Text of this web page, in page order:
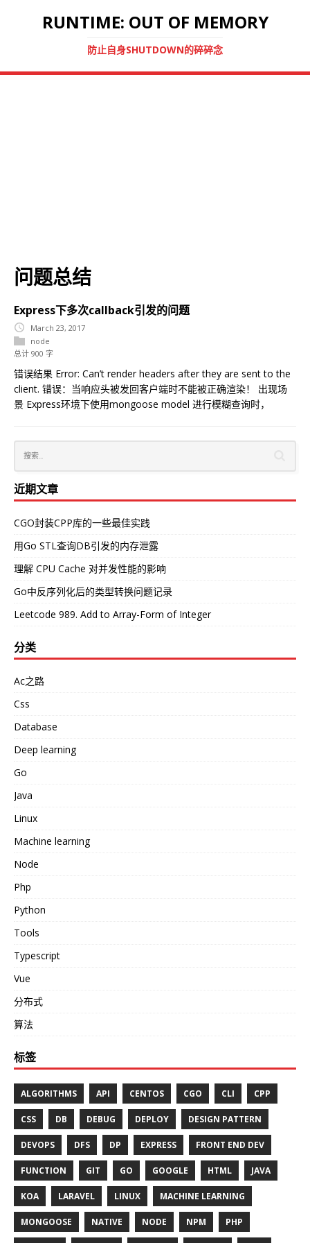
RUNTIME: OUT OF MEMORY
防止自身SHUTDOWN的碎碎念
问题总结
Express下多次callback引发的问题
March 23, 2017
node
总计 900 字
错误结果 Error: Can’t render headers after they are sent to the
client. 错误：当响应头被发回客户端时不能被正确渲染！ 出现场
景 Express环境下使用mongoose model 进行模糊查询时，
近期文章
CGO封装CPP库的一些最佳实践
用Go STL查询DB引发的内存泄露
理解 CPU Cache 对并发性能的影响
Go中反序列化后的类型转换问题记录
Leetcode 989. Add to Array-Form of Integer
分类
Ac之路
Css
Database
Deep learning
Go
Java
Linux
Machine learning
Node
Php
Python
Tools
Typescript
Vue
分布式
算法
标签
ALGORITHMS API CENTOS CGO CLI CPP
CSS DB DEBUG DEPLOY DESIGN PATTERN
DEVOPS DFS DP EXPRESS FRONT END DEV
FUNCTION GIT GO GOOGLE HTML JAVA
KOA LARAVEL LINUX MACHINE LEARNING
MONGOOSE NATIVE NODE NPM PHP